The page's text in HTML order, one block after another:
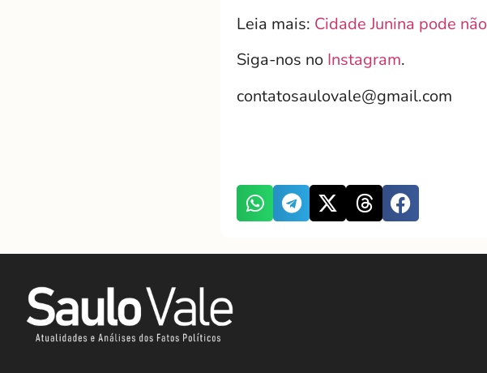
Leia mais: Cidade Junina pode
Siga-nos no Instagram.
contatosaulovale@gmail.com